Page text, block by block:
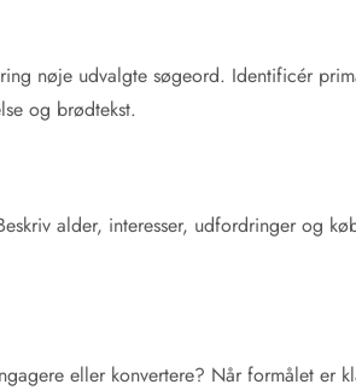
nøje udvalgte søgeord. Identificér
og brødtekst.
alder, interesser, udfordringer og
eller konvertere? Når formålet er